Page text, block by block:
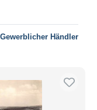
Gewerblicher Händler